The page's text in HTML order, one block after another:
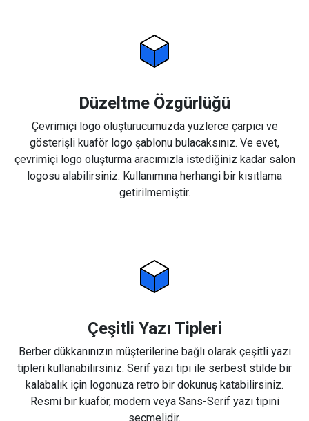
Düzeltme Özgürlüğü
Çevrimiçi logo oluşturucumuzda yüzlerce çarpıcı ve
gösterişli kuaför logo şablonu bulacaksınız. Ve evet,
çevrimiçi logo oluşturma aracımızla istediğiniz kadar salon
logosu alabilirsiniz. Kullanımına herhangi bir kısıtlama
getirilmemiştir.
Çeşitli Yazı Tipleri
Berber dükkanınızın müşterilerine bağlı olarak çeşitli yazı
tipleri kullanabilirsiniz. Serif yazı tipi ile serbest stilde bir
kalabalık için logonuza retro bir dokunuş katabilirsiniz.
Resmi bir kuaför, modern veya Sans-Serif yazı tipini
seçmelidir.